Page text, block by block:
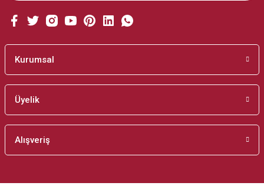
Bu ürüne benzer farklı alternatifler olmalı.
Kurumsal
Üyelik
Alışveriş